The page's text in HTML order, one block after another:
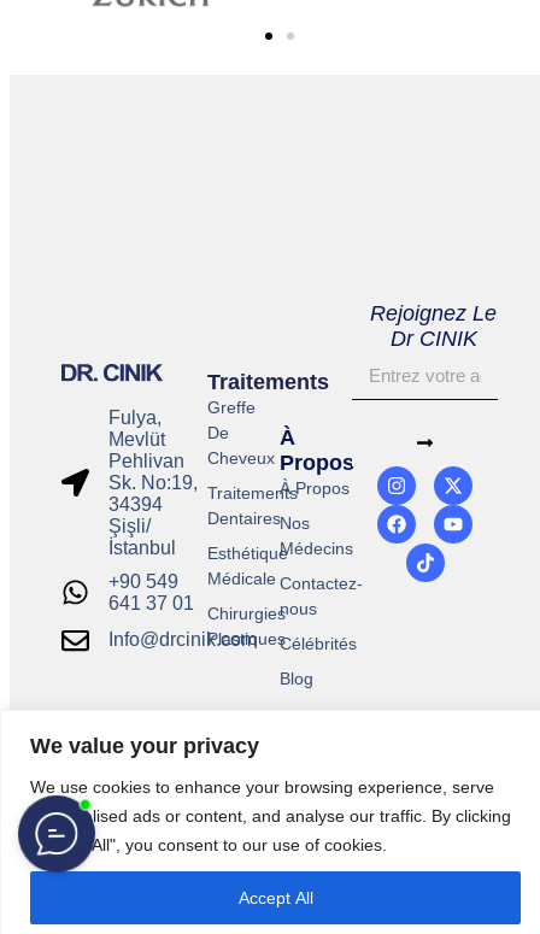
We value your privacy
We use cookies to enhance your browsing experience, serve
personalised ads or content, and analyse our traffic. By clicking
"Accept All", you consent to our use of cookies.
Accept All
Fulya,
Mevlüt
Pehlivan
Sk. No:19,
34394
Şişli/
İstanbul
+90 549
641 37 01
Info@drcinik.com
À
Propos
À Propos
Nos
Médecins
Contactez-
nous
Célébrités
Blog
Traitements
Greffe
De
Cheveux
Traitements
Dentaires
Esthétique
Médicale
Chirurgies
Plastiques
Rejoignez Le
Dr CINIK